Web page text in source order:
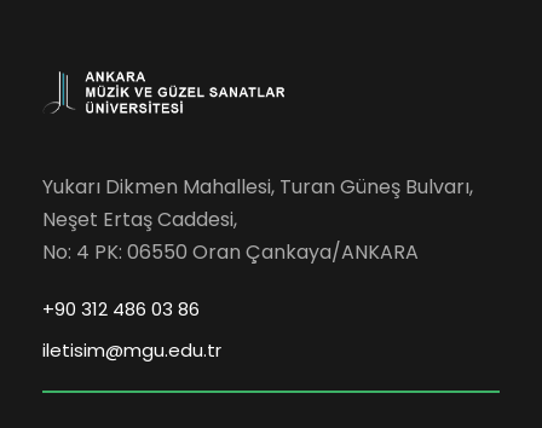
Yukarı Dikmen Mahallesi, Turan Güneş Bulvarı,
Neşet Ertaş Caddesi,
No: 4 PK: 06550 Oran Çankaya/ANKARA
+90 312 486 03 86
iletisim@mgu.edu.tr